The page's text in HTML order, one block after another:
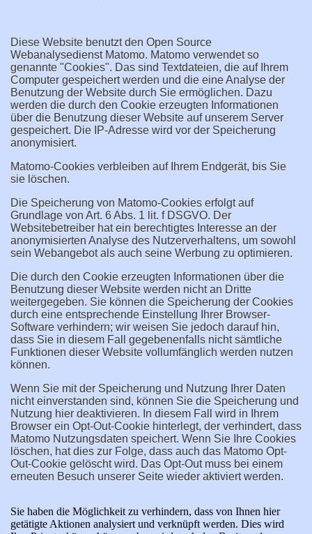
Diese Website benutzt den Open Source
Webanalysedienst Matomo. Matomo verwendet so
genannte "Cookies". Das sind Textdateien, die auf Ihrem
Computer gespeichert werden und die eine Analyse der
Benutzung der Website durch Sie ermöglichen. Dazu
werden die durch den Cookie erzeugten Informationen
über die Benutzung dieser Website auf unserem Server
gespeichert. Die IP-Adresse wird vor der Speicherung
anonymisiert.
Matomo-Cookies verbleiben auf Ihrem Endgerät, bis Sie
sie löschen.
Die Speicherung von Matomo-Cookies erfolgt auf
Grundlage von Art. 6 Abs. 1 lit. f DSGVO. Der
Websitebetreiber hat ein berechtigtes Interesse an der
anonymisierten Analyse des Nutzerverhaltens, um sowohl
sein Webangebot als auch seine Werbung zu optimieren.
Die durch den Cookie erzeugten Informationen über die
Benutzung dieser Website werden nicht an Dritte
weitergegeben. Sie können die Speicherung der Cookies
durch eine entsprechende Einstellung Ihrer Browser-
Software verhindern; wir weisen Sie jedoch darauf hin,
dass Sie in diesem Fall gegebenenfalls nicht sämtliche
Funktionen dieser Website vollumfänglich werden nutzen
können.
Wenn Sie mit der Speicherung und Nutzung Ihrer Daten
nicht einverstanden sind, können Sie die Speicherung und
Nutzung hier deaktivieren. In diesem Fall wird in Ihrem
Browser ein Opt-Out-Cookie hinterlegt, der verhindert, dass
Matomo Nutzungsdaten speichert. Wenn Sie Ihre Cookies
löschen, hat dies zur Folge, dass auch das Matomo Opt-
Out-Cookie gelöscht wird. Das Opt-Out muss bei einem
erneuten Besuch unserer Seite wieder aktiviert werden.